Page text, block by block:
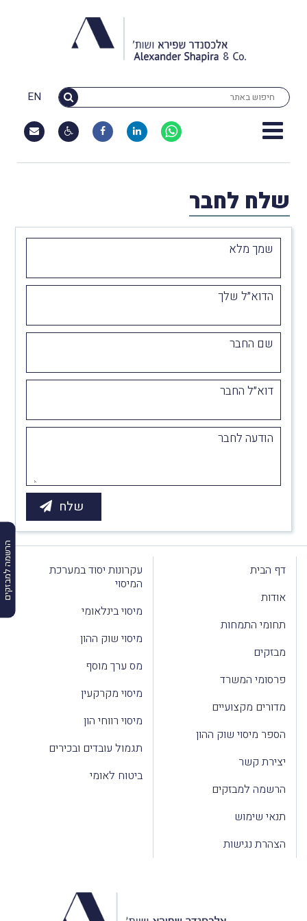
EN
הרשמה למבזקים
שלח לחבר
שמך מלא
הדוא״ל שלך
שם החבר
דוא״ל החבר
הודעה לחבר
דף הבית
אודות
תחומי התמחות
מבזקים
פרסומי המשרד
מדורים מקצועיים
הספר מיסוי שוק ההון
יצירת קשר
הרשמה למבזקים
תנאי שימוש
הצהרת נגישות
עקרונות יסוד במערכת
המיסוי
מיסוי בינלאומי
מיסוי שוק ההון
מס ערך מוסף
מיסוי מקרקעין
מיסוי רווחי הון
תגמול עובדים ובכירים
ביטוח לאומי